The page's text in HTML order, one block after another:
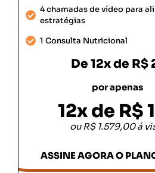
4 chamadas de vídeo para
estratégias
1 Consulta Nutricional
De 12x de
por apenas
12x de R$
ou R$ 1.579,00 á
ASSINE AGORA O